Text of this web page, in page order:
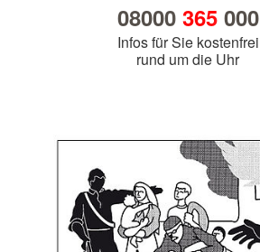
08000 365000
Infos für Sie kostenfrei
rund um die Uhr